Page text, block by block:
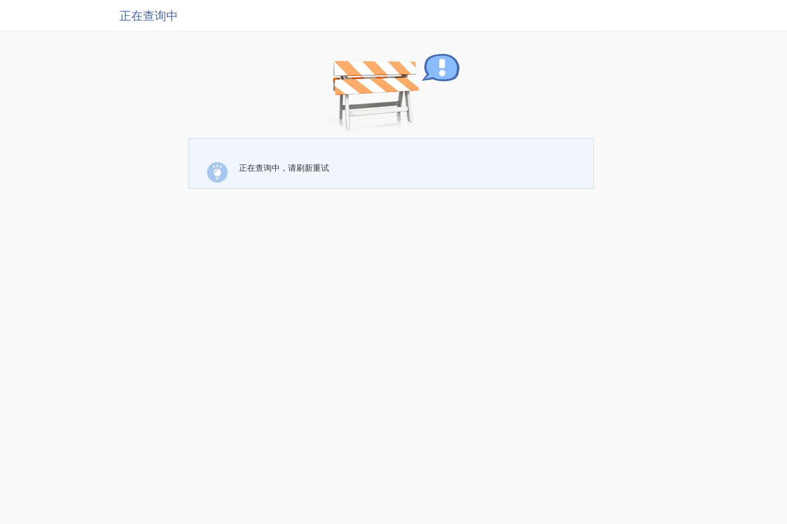
正在查询中
正在查询中，请刷新重试